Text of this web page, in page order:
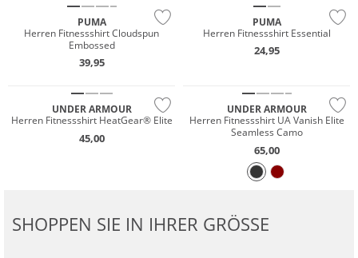
PUMA
Herren Fitnessshirt Cloudspun
Embossed
39,95
PUMA
Herren Fitnessshirt Essential
24,95
UNDER ARMOUR
Herren Fitnessshirt HeatGear® Elite
45,00
UNDER ARMOUR
Herren Fitnessshirt UA Vanish Elite
Seamless Camo
65,00
SHOPPEN SIE IN IHRER GRÖSSE